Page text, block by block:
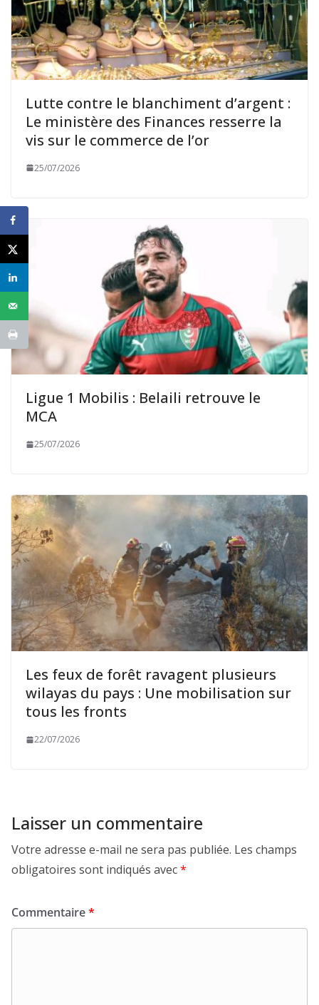
Lutte contre le blanchiment d’argent :
Le ministère des Finances resserre la
vis sur le commerce de l’or
25/07/2026
Ligue 1 Mobilis : Belaili retrouve le
MCA
25/07/2026
Les feux de forêt ravagent plusieurs
wilayas du pays : Une mobilisation sur
tous les fronts
22/07/2026
Laisser un commentaire
Votre adresse e-mail ne sera pas publiée. Les champs
obligatoires sont indiqués avec*
Commentaire*